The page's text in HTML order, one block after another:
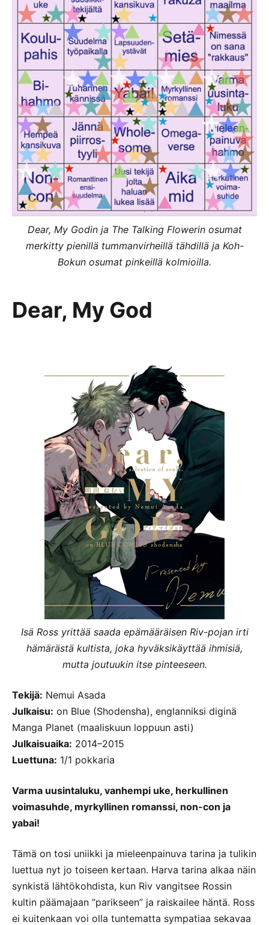
Dear, My Godin ja The Talking Flowerin osumat
merkitty pienillä tummanvirheillä tähdillä ja Koh-
Bokun osumat pinkeillä kolmioilla.
Dear, My God
Isä Ross yrittää saada epämääräisen Riv-pojan irti
hämärästä kultista, joka hyväksikäyttää ihmisiä,
mutta joutuukin itse pinteeseen.
Tekijä: Nemui Asada
Julkaisu: on Blue (Shodensha), englanniksi diginä
Manga Planet (maaliskuun loppuun asti)
Julkaisuaika: 2014–2015
Luettuna: 1/1 pokkaria
Varma uusintaluku, vanhempi uke, herkullinen
voimasuhde, myrkyllinen romanssi, non-con ja
yabai!
Tämä on tosi uniikki ja mieleenpainuva tarina ja tulikin
luettua nyt jo toiseen kertaan. Harva tarina alkaa näin
synkistä lähtökohdista, kun Riv vangitsee Rossin
kultin päämajaan ”parikseen” ja raiskailee häntä. Ross
ei kuitenkaan voi olla tuntematta sympatiaa sekavaa